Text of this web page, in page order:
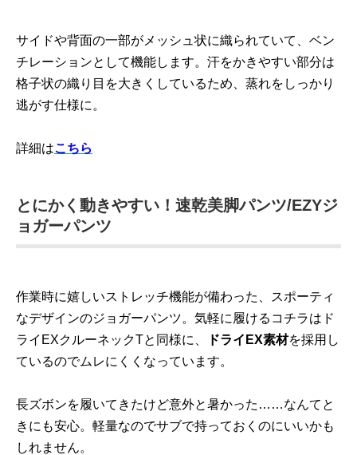
サイドや背面の一部がメッシュ状に織られていて、ベン
チレーションとして機能します。汗をかきやすい部分は
格子状の織り目を大きくしているため、蒸れをしっかり
逃がす仕様に。
詳細はこちら
とにかく動きやすい！速乾美脚パンツ/EZYジ
ョガーパンツ
作業時に嬉しいストレッチ機能が備わった、スポーティ
なデザインのジョガーパンツ。気軽に履けるコチラはド
ライEXクルーネックTと同様に、
ドライEX素材を採用し
ているのでムレにくくなっています。
長ズボンを履いてきたけど意外と暑かった……なんてと
きにも安心。軽量なのでサブで持っておくのにいいかも
しれません。